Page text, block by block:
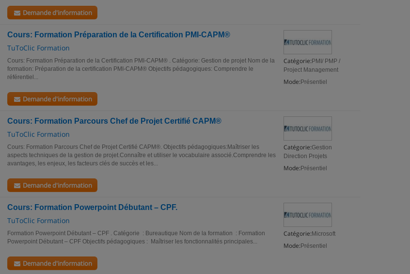
Demande d'information
Cours: Formation Préparation de la Certification PMI-CAPM®
TuToClic Formation
Catégorie: PMI/ PMP /
Project Management
Mode: Présentiel
Cours: Formation Préparation de la Certification PMI-CAPM® . Catégorie: Gestion de projet Nom de la
formation: Préparation de la certification PMI-CAPM® Objectifs pédagogiques: Comprendre le
référentiel...
Demande d'information
Cours: Formation Parcours Chef de Projet Certifié CAPM®
TuToClic Formation
Catégorie:Gestion
Direction Projets
Mode: Présentiel
Cours: Formation Parcours Chef de Projet Certifié CAPM®. Objectifs pédagogiques:Maîtriser les
aspects techniques de la gestion de projet.Connaître et utiliser le vocabulaire associé.Comprendre les
avantages, les enjeux, les facteurs clés de succès et les...
Demande d'information
Cours: Formation Powerpoint Débutant – CPF.
TuToClic Formation
Catégorie: Microsoft
Mode: Présentiel
Formation Powerpoint Débutant – CPF . Catégorie : Bureautique Nom de la formation : Formation
Powerpoint Débutant – CPF Objectifs pédagogiques : Maîtriser les fonctionnalités principales...
Demande d'information